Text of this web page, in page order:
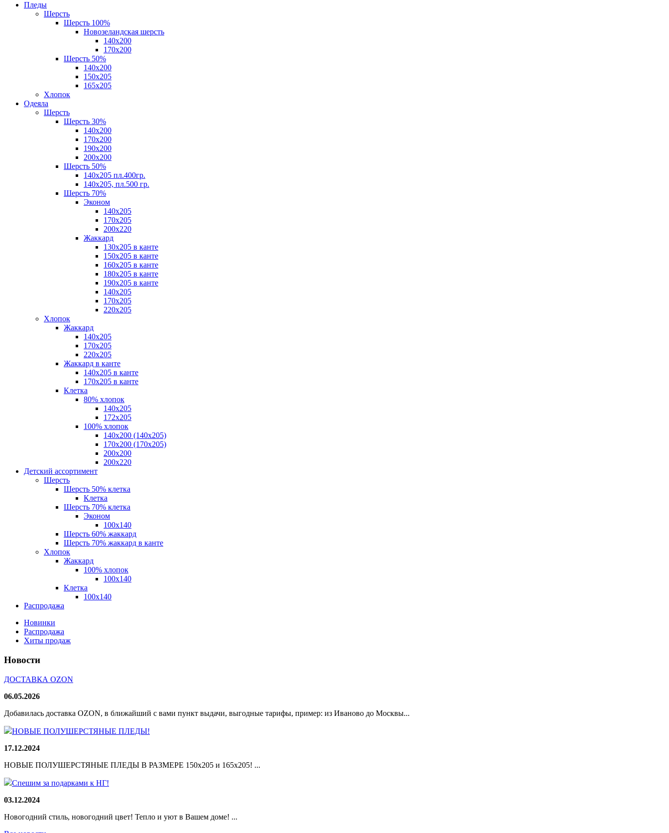
Пледы
Шерсть
Шерсть 100%
Новозеландская шерсть
140х200
170x200
Шерсть 50%
140x200
150х205
165х205
Хлопок
Одеяла
Шерсть
Шерсть 30%
140х200
170х200
190х200
200х200
Шерсть 50%
140х205 пл.400гр.
140х205, пл.500 гр.
Шерсть 70%
Эконом
140х205
170х205
200х220
Жаккард
130х205 в канте
150х205 в канте
160х205 в канте
180х205 в канте
190х205 в канте
140х205
170х205
220х205
Хлопок
Жаккард
140x205
170х205
220х205
Жаккард в канте
140х205 в канте
170х205 в канте
Клетка
80% хлопок
140x205
172х205
100% хлопок
140x200 (140х205)
170x200 (170х205)
200х200
200х220
Детский ассортимент
Шерсть
Шерсть 50% клетка
Клетка
Шерсть 70% клетка
Эконом
100x140
Шерсть 60% жаккард
Шерсть 70% жаккард в канте
Хлопок
Жаккард
100% хлопок
100x140
Клетка
100х140
Распродажа
Новинки
Распродажа
Хиты продаж
Новости
ДОСТАВКА OZON
06.05.2026
Добавилась доставка OZON, в ближайший с вами пункт выдачи, выгодные тарифы, пример: из Иваново до Москвы...
НОВЫЕ ПОЛУШЕРСТЯНЫЕ ПЛЕДЫ!
17.12.2024
НОВЫЕ ПОЛУШЕРСТЯНЫЕ ПЛЕДЫ В РАЗМЕРЕ 150х205 и 165х205! ...
Спешим за подарками к НГ!
03.12.2024
Новогодний стиль, новогодний цвет! Тепло и уют в Вашем доме! ...